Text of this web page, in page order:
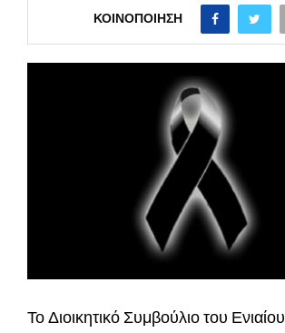
ΚΟΙΝΟΠΟΊΗΣΗ
Το Διοικητικό Συμβούλιο του Ενιαίου